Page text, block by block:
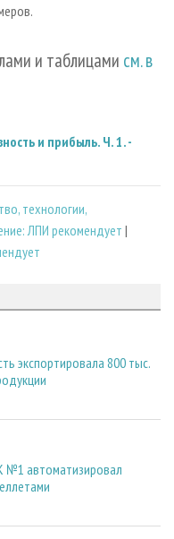
и таблицами см. в
и прибыль. Ч. 1. -
технологии,
ЛПИ рекомендует |
экспортировала 800 тыс.
№1 автоматизировал